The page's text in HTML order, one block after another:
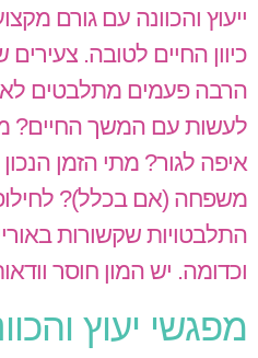
ייעוץ והכוונה עם גורם
הרבה פעמים מתלבטים
לעשות עם המשך החיים?
איפה לגור? מתי הזמן
משפחה (אם בכלל)?
התלבטויות שקשורות
וכדומה. יש המון חוסר
מפגשי יעוץ